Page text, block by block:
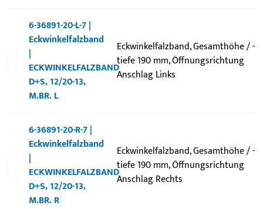
6-36891-20-L-7 |
Eckwinkelfalzband
|
ECKWINKELFALZBAND
D+S, 12/20-13,
M.BR. L
Eckwinkelfalzband, Gesamthöhe / -
tiefe 190 mm, Öffnungsrichtung
Anschlag Links
6-36891-20-R-7 |
Eckwinkelfalzband
|
ECKWINKELFALZBAND
D+S, 12/20-13,
M.BR. R
Eckwinkelfalzband, Gesamthöhe / -
tiefe 190 mm, Öffnungsrichtung
Anschlag Rechts